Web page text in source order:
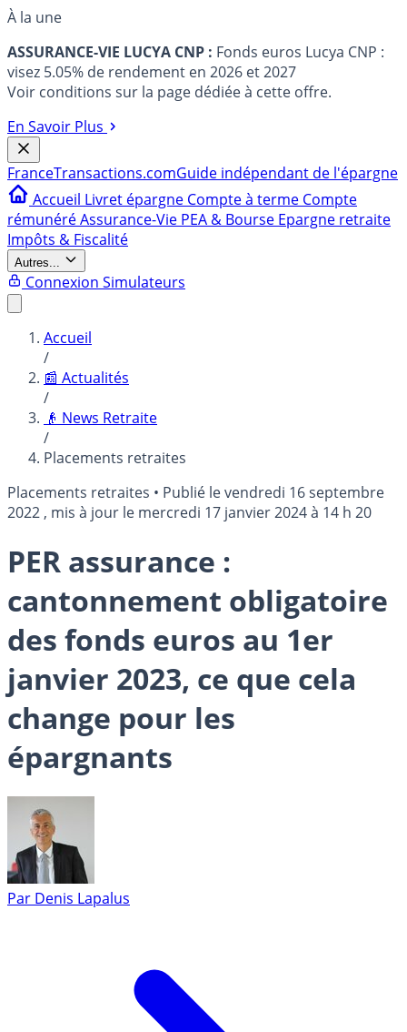
À la une
ASSURANCE-VIE LUCYA CNP : Fonds euros Lucya CNP :
visez 5.05% de rendement en 2026 et 2027
Voir conditions sur la page dédiée à cette offre.
En Savoir Plus
FranceTransactions.comGuide indépendant de l'épargne
Accueil Livret épargne Compte à terme Compte
rémunéréAssurance-Vie PEA & Bourse Epargne retraite
Impôts & Fiscalité
Autres...
Connexion Simulateurs
Accueil
/
📰 Actualités
/
👴 News Retraite
/
Placements retraites
Placements retraites • Publié levendredi 16 septembre
2022 , mis à jour le mercredi 17 janvier 2024 à 14 h 20
PER assurance :
cantonnement obligatoire
des fonds euros au 1er
janvier 2023, ce que cela
change pour les
épargnants
Par Denis Lapalus